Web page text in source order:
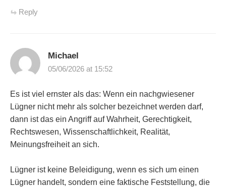
Reply
Michael
05/06/2026 at 15:52
Es ist viel ernster als das: Wenn ein nachgwiesener
Lügner nicht mehr als solcher bezeichnet werden darf,
dann ist das ein Angriff auf Wahrheit, Gerechtigkeit,
Rechtswesen, Wissenschaftlichkeit, Realität,
Meinungsfreiheit an sich.
Lügner ist keine Beleidigung, wenn es sich um einen
Lügner handelt, sondern eine faktische Feststellung, die